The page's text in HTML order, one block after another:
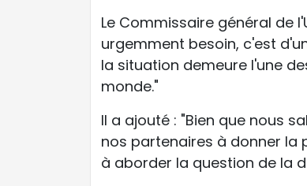
Le Commissaire général de
urgemment besoin, c'est
la situation demeure l'une
monde."
Il a ajouté : "Bien que nous
nos partenaires à donner la
à aborder la question de la